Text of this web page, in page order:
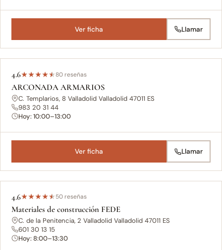
Ver ficha Llamar
4.6★★★★★80 reseñas
ARCONADA ARMARIOS
C. Templarios, 8 Valladolid Valladolid 47011 ES
983 20 31 44
Hoy: 10:00–13:00
Ver ficha Llamar
4.6★★★★★50 reseñas
Materiales de construcción FEDE
C. de la Penitencia, 2 Valladolid Valladolid 47011 ES
601 30 13 15
Hoy: 8:00–13:30